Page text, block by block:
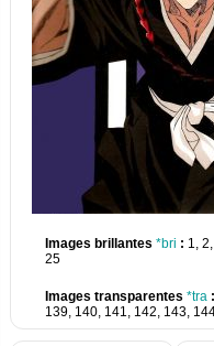
Images brillantes *bri : 1,
25
Images transparentes *tra :
139, 140, 141, 142, 143,